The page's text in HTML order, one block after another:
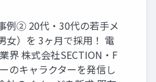
例② 20代‧30代の若⼿メ
⼥）を 3ヶ⽉で採⽤！ 電
界 株式会社SECTION‧F
のキャラクターを発信し